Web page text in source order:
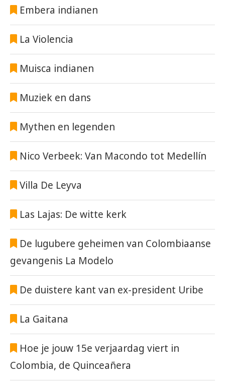
Embera indianen
La Violencia
Muisca indianen
Muziek en dans
Mythen en legenden
Nico Verbeek: Van Macondo tot Medellín
Villa De Leyva
Las Lajas: De witte kerk
De lugubere geheimen van Colombiaanse
gevangenis La Modelo
De duistere kant van ex-president Uribe
La Gaitana
Hoe je jouw 15e verjaardag viert in
Colombia, de Quinceañera